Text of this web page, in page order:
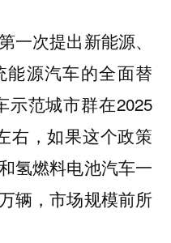
一次提出新能源、
源汽车的全面替
示范城市群在2025
右，如果这个政策
氢燃料电池汽车一
辆，市场规模前所